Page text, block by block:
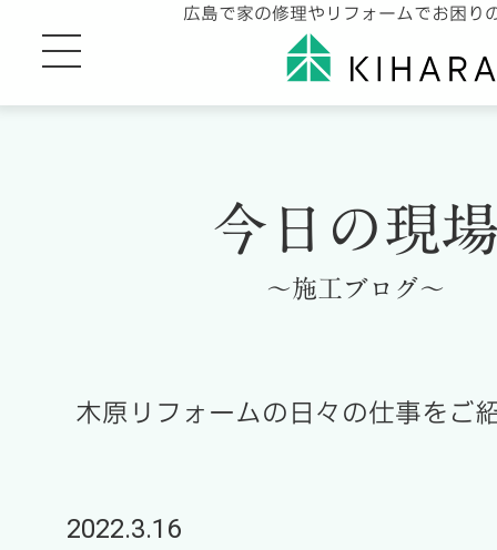
広島で家の修理やリフォームでお困り
今日の現
～施工ブログ～
木原リフォームの日々の仕事をご
2022.3.16